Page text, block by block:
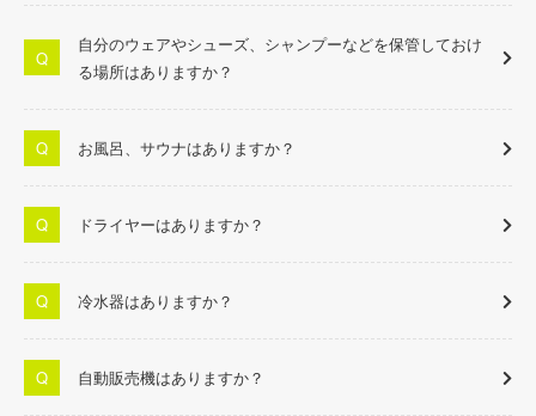
自分のウェアやシューズ、シャンプーなどを保管しておけ
る場所はありますか？
お風呂、サウナはありますか？
ドライヤーはありますか？
冷水器はありますか？
自動販売機はありますか？